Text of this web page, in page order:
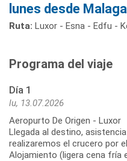
lunes desde Malaga
Ruta: Luxor - Esna - Edfu -
Programa del viaje
Día 1
lu, 13.07.2026
Aeropurto De Origen - Luxor
Llegada al destino,
realizaremos el crucero por
Alojamiento (ligera cena fría